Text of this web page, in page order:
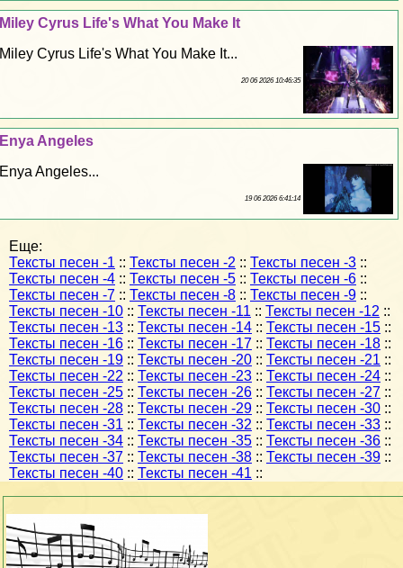
Miley Cyrus Life's What You Make It
Miley Cyrus Life's What You Make It...
20 06 2026 10:46:35
Enya Angeles
Enya Angeles...
19 06 2026 6:41:14
Еще:
Тексты песен -1 :: Тексты песен -2 :: Тексты песен -3 ::
Тексты песен -4 :: Тексты песен -5 :: Тексты песен -6 ::
Тексты песен -7 :: Тексты песен -8 :: Тексты песен -9 ::
Тексты песен -10 :: Тексты песен -11 :: Тексты песен -12 ::
Тексты песен -13 :: Тексты песен -14 :: Тексты песен -15 ::
Тексты песен -16 :: Тексты песен -17 :: Тексты песен -18 ::
Тексты песен -19 :: Тексты песен -20 :: Тексты песен -21 ::
Тексты песен -22 :: Тексты песен -23 :: Тексты песен -24 ::
Тексты песен -25 :: Тексты песен -26 :: Тексты песен -27 ::
Тексты песен -28 :: Тексты песен -29 :: Тексты песен -30 ::
Тексты песен -31 :: Тексты песен -32 :: Тексты песен -33 ::
Тексты песен -34 :: Тексты песен -35 :: Тексты песен -36 ::
Тексты песен -37 :: Тексты песен -38 :: Тексты песен -39 ::
Тексты песен -40 :: Тексты песен -41 ::